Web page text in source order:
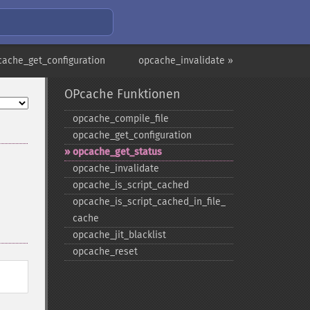
opcache_invalidate »
OPcache Funktionen
opcache_​compile_​file
opcache_​get_​configuration
opcache_​get_​status
opcache_​invalidate
opcache_​is_​script_​cached
opcache_​is_​script_​cached_​in_​file_​
cache
opcache_​jit_​blacklist
opcache_​reset